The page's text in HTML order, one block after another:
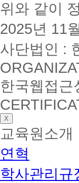
위와 같이
2025년 11
사단법인 :
한국웹접근
X
교육원소개
연혁
학사관리규